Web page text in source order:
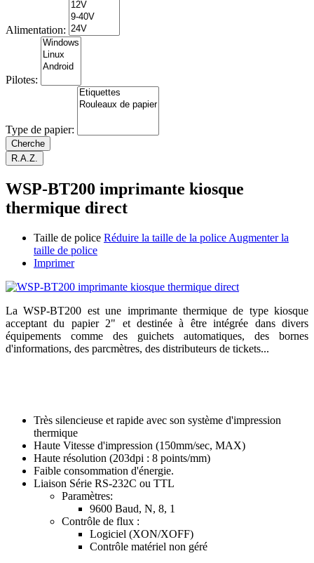
Alimentation:
Pilotes:
Type de papier:
WSP-BT200 imprimante kiosque
thermique direct
Taille de police Réduire la taille de la police Augmenter la
taille de police
Imprimer
La WSP-BT200 est une imprimante thermique de type kiosque
acceptant du papier 2" et destinée à être intégrée dans divers
équipements comme des guichets automatiques, des bornes
d'informations, des parcmètres, des distributeurs de tickets...
Très silencieuse et rapide avec son système d'impression
thermique
Haute Vitesse d'impression (150mm/sec, MAX)
Haute résolution (203dpi : 8 points/mm)
Faible consommation d'énergie.
Liaison Série RS-232C ou TTL
Paramètres:
9600 Baud, N, 8, 1
Contrôle de flux :
Logiciel (XON/XOFF)
Contrôle matériel non géré